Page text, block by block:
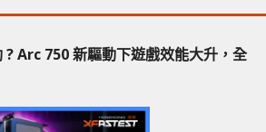
Arc 750 新驅動下遊戲效能大升，全